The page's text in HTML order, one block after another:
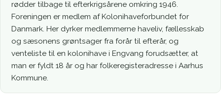
rødder tilbage til efterkrigsårene omkring 1946.
Foreningen er medlem af Kolonihaveforbundet for
Danmark. Her dyrker medlemmerne haveliv, fællesskab
og sæsonens grøntsager fra forår til efterår, og
venteliste til en kolonihave i Engvang forudsætter, at
man er fyldt 18 år og har folkeregisteradresse i Aarhus
Kommune.